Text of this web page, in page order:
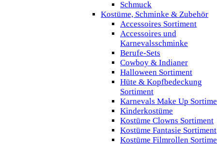
Schmuck
Kostüme, Schminke & Zubehör
Accessoires Sortiment
Accessoires und
Karnevalsschminke
Berufe-Sets
Cowboy & Indianer
Halloween Sortiment
Hüte & Kopfbedeckung
Sortiment
Karnevals Make Up
Kinderkostüme
Kostüme Clowns Sortiment
Kostüme Fantasie Sortiment
Kostüme Filmrollen